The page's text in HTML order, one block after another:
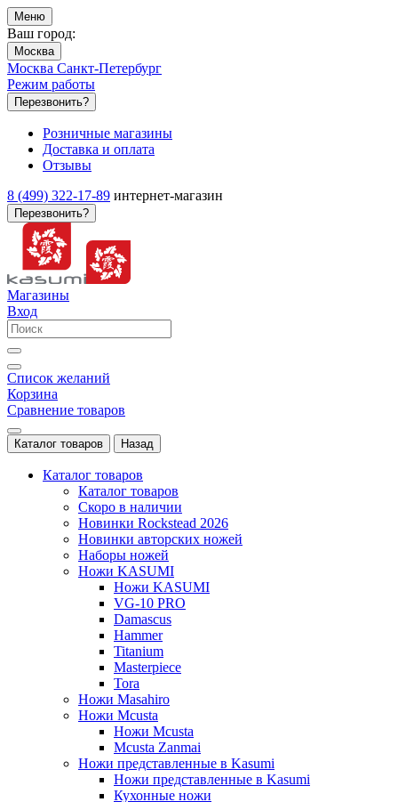
Меню
Ваш город:
Москва
Москва Санкт-Петербург
Режим работы
Перезвонить?
Розничные магазины
Доставка и оплата
Отзывы
8 (499) 322-17-89 интернет-магазин
Перезвонить?
Магазины
Вход
Список желаний
Корзина
Сравнение товаров
Каталог товаров Назад
Каталог товаров
Каталог товаров
Скоро в наличии
Новинки Rockstead 2026
Новинки авторских ножей
Наборы ножей
Ножи KASUMI
Ножи KASUMI
VG-10 PRO
Damascus
Hammer
Titanium
Masterpiece
Tora
Ножи Masahiro
Ножи Mcusta
Ножи Mcusta
Mcusta Zanmai
Ножи представленные в Kasumi
Ножи представленные в Kasumi
Кухонные ножи